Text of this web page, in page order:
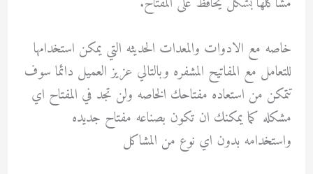
خاصه مع الادوات والمعدات الحديثه التي يمكن استخدامها
للتعامل مع المفاتيح المشفره وبالتالي عزيز العميل دائما سوف
تتمكن من استعاده مفتاحك الخاصه ولن تجد في المفتاح اي
مشكله كما يمكنك ان تكون بصناعه مفتاح جديده
واستخدامه بدون اي نوع من المشاكل